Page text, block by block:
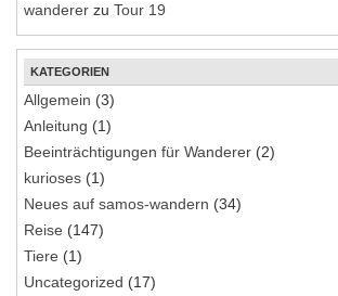
wanderer zu Tour 19
KATEGORIEN
Allgemein (3)
Anleitung (1)
Beeinträchtigungen für Wanderer (2)
kurioses (1)
Neues auf samos-wandern (34)
Reise (147)
Tiere (1)
Uncategorized (17)